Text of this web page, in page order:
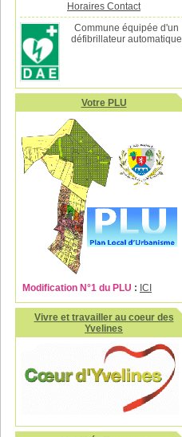
Horaires Contact
Commune équipée d'un
défibrillateur automatique
Votre PLU
Modification N°1 du PLU : ICI
Vivre et travailler au coeur des
Yvelines